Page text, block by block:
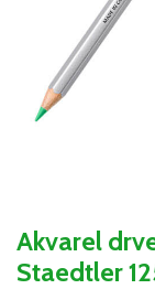
Akvarel
Staedtler